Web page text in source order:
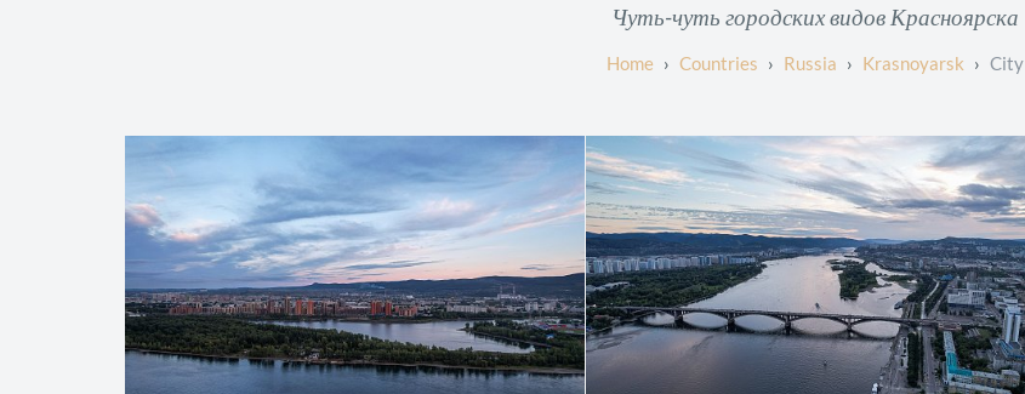
Чуть-чуть городских видов Красноярска
Countries Russia Krasnoyarsk City